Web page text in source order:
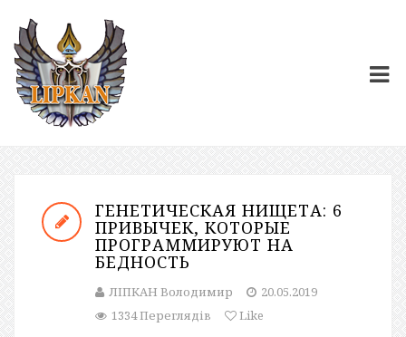
ГЕНЕТИЧЕСКАЯ НИЩЕТА: 6
ПРИВЫЧЕК, КОТОРЫЕ
ПРОГРАММИРУЮТ НА
БЕДНОСТЬ
ЛІПКАН Володимир
20.05.2019
1334 Переглядів
Like